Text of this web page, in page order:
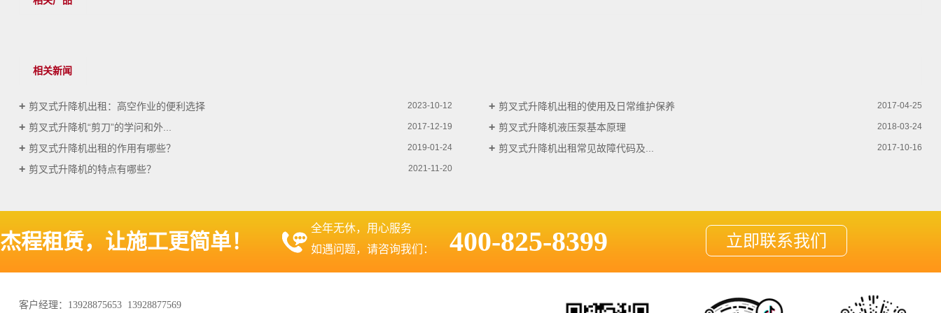
相关新闻
剪叉式升降机出租：高空作业的便利选择 2023-10-12 剪叉式升降机出租的使用及日常维护保养 2017-04-25
剪叉式升降机“剪刀”的学问和外... 2017-12-19 剪叉式升降机液压泵基本原理 2018-03-24
剪叉式升降机出租的作用有哪些？ 2019-01-24 剪叉式升降机出租常见故障代码及... 2017-10-16
剪叉式升降机的特点有哪些？ 2021-11-20
杰程租赁，让施工更简单！
全年无休，用心服务
如遇问题，请咨询我们：
400-825-8399 立即联系我们
客户经理：13928875653 13928877569